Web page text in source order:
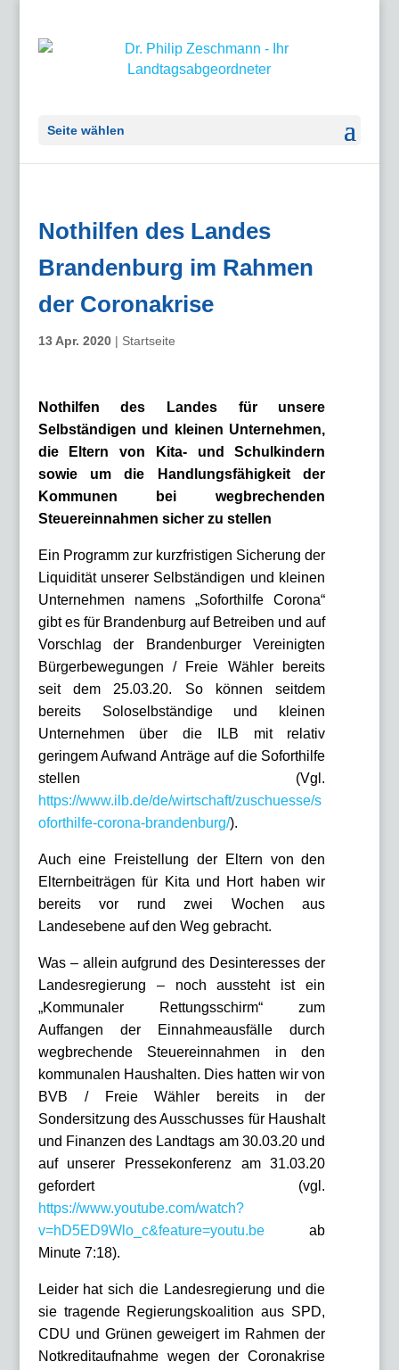
Seite wählen
Nothilfen des Landes
Brandenburg im Rahmen
der Coronakrise
13 Apr. 2020| Startseite
Nothilfen des Landes für unsere
Selbständigen und kleinen Unternehmen,
die Eltern von Kita- und Schulkindern
sowie um die Handlungsfähigkeit der
Kommunen bei wegbrechenden
Steuereinnahmen sicher zu stellen
Ein Programm zur kurzfristigen Sicherung der
Liquidität unserer Selbständigen und kleinen
Unternehmen namens „Soforthilfe Corona“
gibt es für Brandenburg auf Betreiben und auf
Vorschlag der Brandenburger Vereinigten
Bürgerbewegungen / Freie Wähler bereits
seit dem 25.03.20. So können seitdem
bereits Soloselbständige und kleinen
Unternehmen über die ILB mit relativ
geringem Aufwand Anträge auf die Soforthilfe
stellen (Vgl.
https://www.ilb.de/de/wirtschaft/zuschuesse/s
oforthilfe-corona-brandenburg/).
Auch eine Freistellung der Eltern von den
Elternbeiträgen für Kita und Hort haben wir
bereits vor rund zwei Wochen aus
Landesebene auf den Weg gebracht.
Was – allein aufgrund des Desinteresses der
Landesregierung – noch aussteht ist ein
„Kommunaler Rettungsschirm“ zum
Auffangen der Einnahmeausfälle durch
wegbrechende Steuereinnahmen in den
kommunalen Haushalten. Dies hatten wir von
BVB / Freie Wähler bereits in der
Sondersitzung des Ausschusses für Haushalt
und Finanzen des Landtags am 30.03.20 und
auf unserer Pressekonferenz am 31.03.20
gefordert (vgl.
https://www.youtube.com/watch?
v=hD5ED9Wlo_c&feature=youtu.beab
Minute 7:18).
Leider hat sich die Landesregierung und die
sie tragende Regierungskoalition aus SPD,
CDU und Grünen geweigert im Rahmen der
Notkreditaufnahme wegen der Coronakrise